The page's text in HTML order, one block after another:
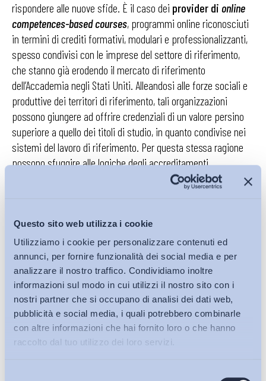
Questo sito web utilizza i cookie
Utilizziamo i cookie per personalizzare contenuti ed
annunci, per fornire funzionalità dei social media e per
analizzare il nostro traffico. Condividiamo inoltre
informazioni sul modo in cui utilizzi il nostro sito con i
nostri partner che si occupano di analisi dei dati web,
pubblicità e social media, i quali potrebbero combinarle
con altre informazioni che hai fornito loro o che hanno
raccolto dal tuo utilizzo dei loro servizi.
rispondere alle nuove sfide. È il caso dei provider di online
competences-based courses, programmi online riconosciuti
in termini di crediti formativi, modulari e professionalizzanti,
spesso condivisi con le imprese del settore di riferimento,
che stanno già erodendo il mercato di riferimento
dell’Accademia negli Stati Uniti. Alleandosi alle forze sociali e
produttive dei territori di riferimento, tali organizzazioni
possono giungere ad offrire credenziali di un valore persino
superiore a quello dei titoli di studio, in quanto condivise nei
sistemi del lavoro di riferimento. Per questa stessa ragione
possono sfuggire alle logiche degli accreditamenti
istituzionali, che gli autori del Rapporto identificano quale
principale strumento per il mantenimento dello status-quo.
Perché online?Perché la personalizzazione richiede tempi
di apprendimento flessibili, non conciliabili con una
programmazione fissa e standardizzata. Inoltre il web abbatte
le differenze economiche e geografiche.
Il giusto modello organizzativo, la giusta tecnologia, il
giusto modello di apprendimento per ciò che i nuovi
consumatori di conoscenza richiedono: che
l’investimento in formazione paghi.